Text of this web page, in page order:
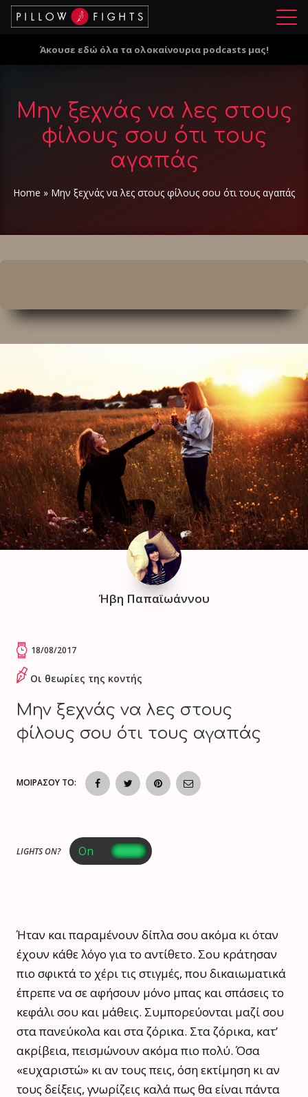
Μ
ο
Άκουσε εδώ όλα τα ολοκαίνουρια podcasts μας!
Μην ξεχνάς να λες στους
φίλους σου ότι τους
αγαπάς
Home » Μην ξεχνάς να λες στους φίλους σου ότι τους αγαπάς
Ήβη Παπαϊωάννου
18/08/2017
Οι θεωρίες της κοντής
Μην ξεχνάς να λες στους
φίλους σου ότι τους αγαπάς
ΜΟΙΡΑΣΟΥ ΤΟ:
LIGHTS ON?
Ήταν και παραμένουν δίπλα σου ακόμα κι όταν
έχουν κάθε λόγο για το αντίθετο. Σου κράτησαν
πιο σφικτά το χέρι τις στιγμές, που δικαιωματικά
έπρεπε να σε αφήσουν μόνο μπας και σπάσεις το
κεφάλι σου και μάθεις. Συμπορεύονται μαζί σου
στα πανεύκολα και στα ζόρικα. Στα ζόρικα, κατ’
ακρίβεια, πεισμώνουν ακόμα πιο πολύ. Όσα
«ευχαριστώ» κι αν τους πεις, όση εκτίμηση κι αν
τους δείξεις, γνωρίζεις καλά πως θα είναι πάντα